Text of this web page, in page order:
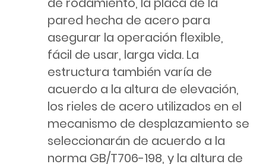
pared hecha de acero para
asegurar la operación flexible,
fácil de usar, larga vida. La
estructura también varía de
acuerdo a la altura de elevación,
los rieles de acero utilizados en el
mecanismo de desplazamiento se
seleccionarán de acuerdo a la
norma GB/T706-198, y la altura de